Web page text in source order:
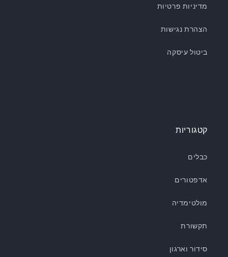
מדיניות פרטיות
הצהרת נגישות
ביטול עיסקה
קטגוריות
כבלים
אדפטורים
מולטימדיה
תקשורת
סידור וארגון